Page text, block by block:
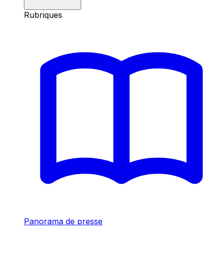
Rubriques
Panorama de presse